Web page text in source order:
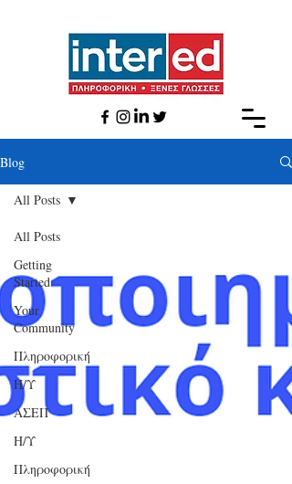
Βlog
All Posts
Getting
Started
Your
Community
Πληροφορική
Η/Υ
ΑΣΕΠ
Η/Υ
Πληροφορική
All Posts